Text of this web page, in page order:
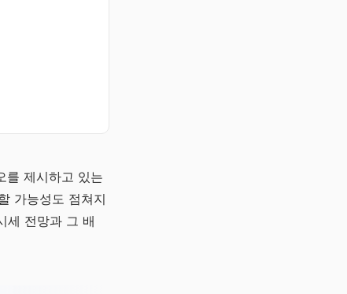
를 제시하고 있는
가능성도 점쳐지
세 전망과 그 배